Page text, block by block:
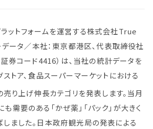
ットフォームを運営する株式会社True
データ／本社：東京都港区、代表取締役社
証券コード4416）は、当社の統計データを
ストア、食品スーパーマーケットにおける
売り上げ伸長カテゴリを発表します。当月
需要のある「かぜ薬」「パック」が大きく
ました。日本政府観光局の発表による